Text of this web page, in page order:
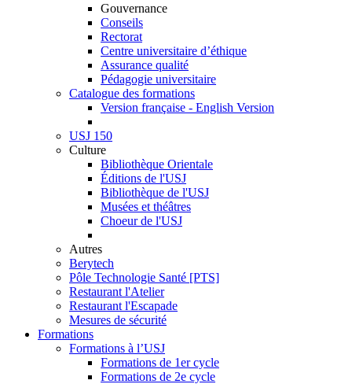
Gouvernance
Conseils
Rectorat
Centre universitaire d’éthique
Assurance qualité
Pédagogie universitaire
Catalogue des formations
Version française - English Version
USJ 150
Culture
Bibliothèque Orientale
Éditions de l'USJ
Bibliothèque de l'USJ
Musées et théâtres
Choeur de l'USJ
Autres
Berytech
Pôle Technologie Santé [PTS]
Restaurant l'Atelier
Restaurant l'Escapade
Mesures de sécurité
Formations
Formations à l’USJ
Formations de 1er cycle
Formations de 2e cycle